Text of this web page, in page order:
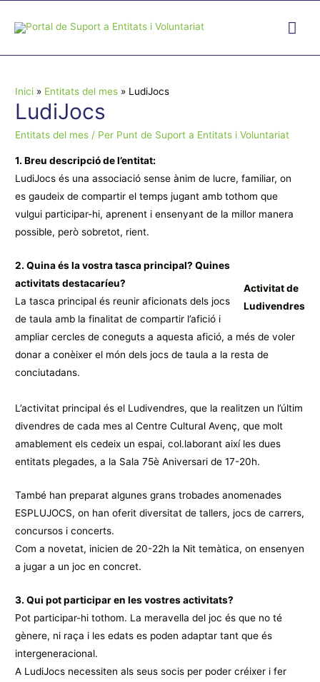
Inici Entitats del mes LudiJocs
LudiJocs
Entitats del mes / Per Punt de Suport a Entitats i Voluntariat
1. Breu descripció de l’entitat:
LudiJocs és una associació sense ànim de lucre, familiar, on
es gaudeix de compartir el temps jugant amb tothom que
vulgui participar-hi, aprenent i ensenyant de la millor manera
possible, però sobretot, rient.
Activitat de
Ludivendres
2. Quina és la vostra tasca principal? Quines
activitats destacaríeu?
La tasca principal és reunir aficionats dels jocs
de taula amb la finalitat de compartir l’afició i
ampliar cercles de coneguts a aquesta afició, a més de voler
donar a conèixer el món dels jocs de taula a la resta de
conciutadans.
L’activitat principal és el Ludivendres, que la realitzen un l’últim
divendres de cada mes al Centre Cultural Avenç, que molt
amablement els cedeix un espai, col.laborant així les dues
entitats plegades, a la Sala 75è Aniversari de 17-20h.
També han preparat algunes grans trobades anomenades
ESPLUJOCS, on han oferit diversitat de tallers, jocs de carrers,
concursos i concerts.
Com a novetat, inicien de 20-22h la Nit temàtica, on ensenyen
a jugar a un joc en concret.
3. Qui pot participar en les vostres activitats?
Pot participar-hi tothom. La meravella del joc és que no té
gènere, ni raça i les edats es poden adaptar tant que és
intergeneracional.
A LudiJocs necessiten als seus socis per poder créixer i fer